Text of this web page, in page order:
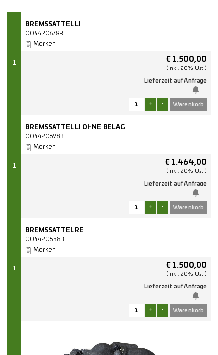
1
BREMSSATTEL LI
0044206783
Merken
€ 1.500,00
(inkl. 20% Ust.)
Lieferzeit auf Anfrage
+ -
1
BREMSSATTEL LI OHNE BELAG
0044206983
Merken
€ 1.464,00
(inkl. 20% Ust.)
Lieferzeit auf Anfrage
+ -
1
BREMSSATTEL RE
0044206883
Merken
€ 1.500,00
(inkl. 20% Ust.)
Lieferzeit auf Anfrage
+ -